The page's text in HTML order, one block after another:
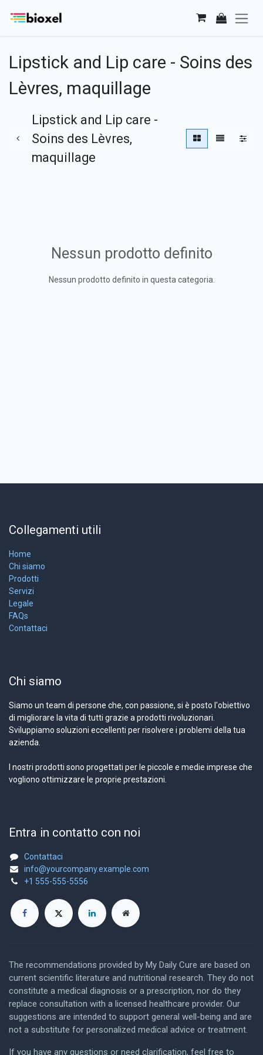
Lipstick and Lip care - Soins des
Lèvres, maquillage
Lipstick and Lip care -
Soins des Lèvres,
maquillage
Nessun prodotto definito
Nessun prodotto definito in questa categoria.
Collegamenti utili
Home
Chi siamo
Prodotti
Servizi
Legale
FAQs
Contattaci
Chi siamo
Siamo un team di persone che, con passione, si è posto l'obiettivo
di migliorare la vita di tutti grazie a prodotti rivoluzionari.
Sviluppiamo soluzioni eccellenti per risolvere i problemi della tua
azienda.
I nostri prodotti sono progettati per le piccole e medie imprese che
vogliono ottimizzare le proprie prestazioni.
Entra in contatto con noi
Contattaci
info@yourcompany.example.com
+1 555-555-5556
The recommendations provided by My Daily Cure are based on
current scientific literature and nutritional research. They do not
constitute a medical diagnosis or a prescription, nor do they
replace consultation with a licensed healthcare provider. Our
suggestions are intended to support general well-being and are
not a substitute for personalized medical advice or treatment.
If you have any questions or need clarification, feel free to